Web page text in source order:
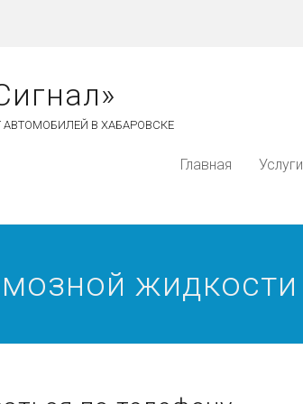
В ХАБАРОВСКЕ
Главная Услуги
жидкости